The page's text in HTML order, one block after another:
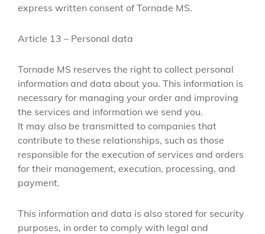
express written consent of Tornade MS.
Article 13 – Personal data
Tornade MS reserves the right to collect personal
information and data about you. This information is
necessary for managing your order and improving
the services and information we send you.
It may also be transmitted to companies that
contribute to these relationships, such as those
responsible for the execution of services and orders
for their management, execution, processing, and
payment.
This information and data is also stored for security
purposes, in order to comply with legal and